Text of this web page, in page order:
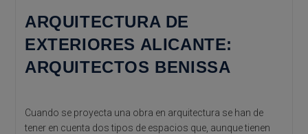
Cómo
ARQUITECTURA DE
EXTERIORES ALICANTE:
ARQUITECTOS BENISSA
Cuando se proyecta una obra en arquitectura se han de
tener en cuenta dos tipos de espacios que, aunque tienen